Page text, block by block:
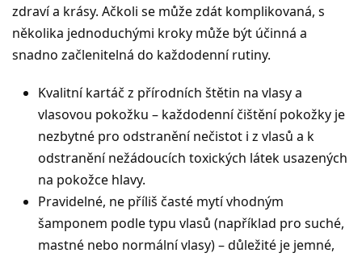
zdraví a krásy. Ačkoli se může zdát komplikovaná, s
několika jednoduchými kroky může být účinná a
snadno začlenitelná do každodenní rutiny.
Kvalitní kartáč z přírodních štětin na vlasy a
vlasovou pokožku – každodenní čištění pokožky je
nezbytné pro odstranění nečistot i z vlasů a k
odstranění nežádoucích toxických látek usazených
na pokožce hlavy.
Pravidelné, ne příliš časté mytí vhodným
šamponem podle typu vlasů (například pro suché,
mastné nebo normální vlasy) – důležité je jemné,